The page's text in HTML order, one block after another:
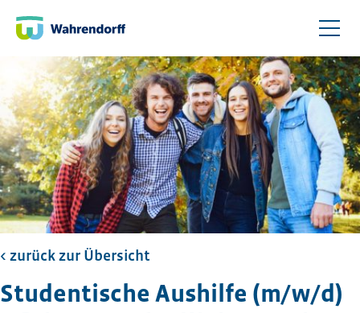
< zurück zur Übersicht​
Studentische Aushilfe (m/w/d)